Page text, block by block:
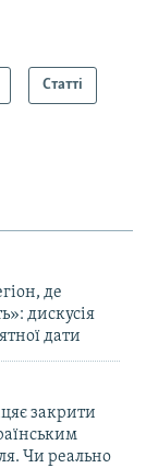
Статті
де
дискусія
дати
закрити
Чи реально